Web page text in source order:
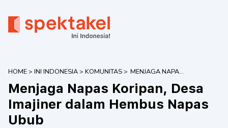
HOME> INI INDONESIA> KOMUNITAS> MENJAGA NAPAS
KORIPAN, DESA
IMAJINER DALAM
HEMBUS NAPAS
UBUB
Menjaga Napas Koripan, Desa
Imajiner dalam Hembus Napas
Ubub